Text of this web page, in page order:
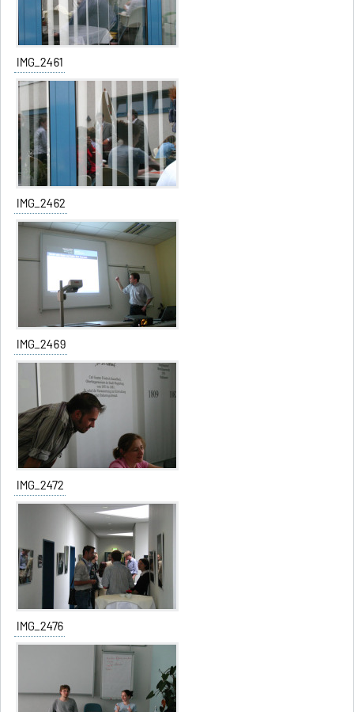
IMG_2461
IMG_2462
IMG_2469
IMG_2472
IMG_2476